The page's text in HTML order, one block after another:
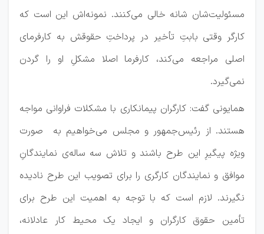
مسئولیت‌شان شانه خالی می‌کنند. نمونه‌اش این است که
کارگر وقتی بابتِ تأخیر در پرداختِ حقوقش به کارفرمای
اصلی مراجعه می‌کند، کارفرما اصلا مشکلِ او را گردن
نمی‌گیرد.
همایونی گفت: کارگران پیمانکاری با مشکلات فراوانی مواجه
هستند. از رئیس‌جمهور و مجلس می‌خواهیم به صورت
ویژه پیگیرِ این طرح باشند و تلاش سه ساله‌ی نمایندگانِ
موافق و نمایندگان کارگری را برای تصویب این طرح نادیده
نگیرند. لازم است که با توجه به اهمیت این طرح برای
تأمین حقوق کارگران و ایجاد یک محیط کار عادلانه،